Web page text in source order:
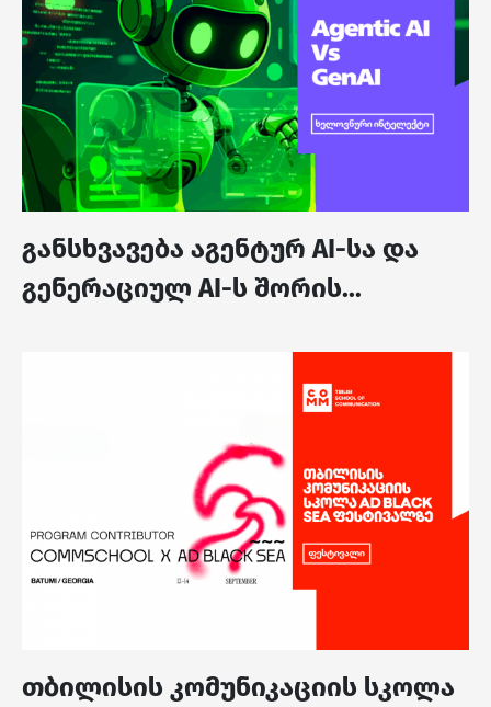
განსხვავება აგენტურ AI-სა და
გენერაციულ AI-ს შორის...
თბილისის კომუნიკაციის სკოლა